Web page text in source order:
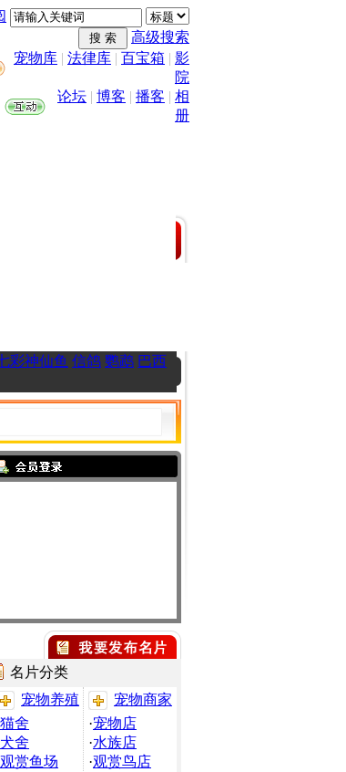
高级搜索
宠物库 | 法律库 | 百宝箱 | 影
院
论坛 | 博客 | 播客 | 相
册
彩神仙鱼 信鸽 鹦鹉 巴西
名片分类
宠物养殖
猫舍
犬舍
观赏鱼场
宠物商家
·宠物店
·水族店
·观赏鸟店